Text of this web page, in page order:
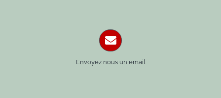
Envoyez nous un email